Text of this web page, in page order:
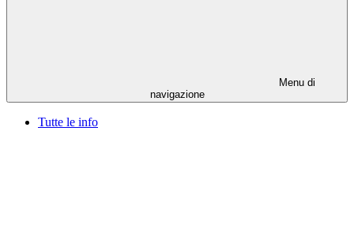
Menu di
navigazione
Tutte le info